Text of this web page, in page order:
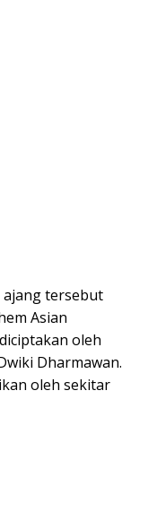
ajang tersebut
Asian
oleh
Dharmawan.
oleh sekitar